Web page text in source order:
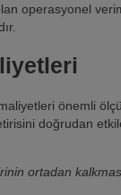
operasyonel
önemli
doğrudan
ortadan